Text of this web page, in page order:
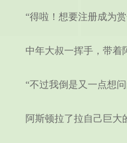
“得啦！想要注册成为赏
中年大叔一挥手，带着阿
“不过我倒是又一点想问
阿斯顿拉了拉自己巨大